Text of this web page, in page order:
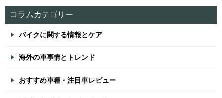
コラムカテゴリー
バイクに関する情報とケア
海外の車事情とトレンド
おすすめ車種・注目車レビュー